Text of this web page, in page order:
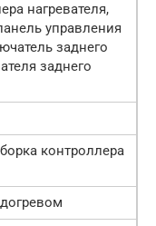
нагревателя,
управления
заднего
заднего
контроллера